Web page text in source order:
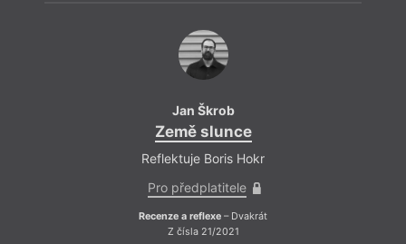
Jan Škrob
Země slunce
Reflektuje Boris Hokr
Pro předplatitele
Recenze a reflexe – Dvakrát
Z čísla 21/2021